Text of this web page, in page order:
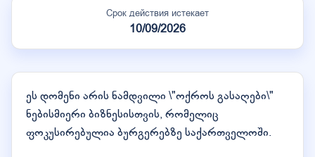
Срок действия истекает
10/09/2026
ეს დომენი არის ნამდვილი \"ოქროს გასაღები\"
ნებისმიერი ბიზნესისთვის, რომელიც
ფოკუსირებულია ბურგერებზე საქართველოში.